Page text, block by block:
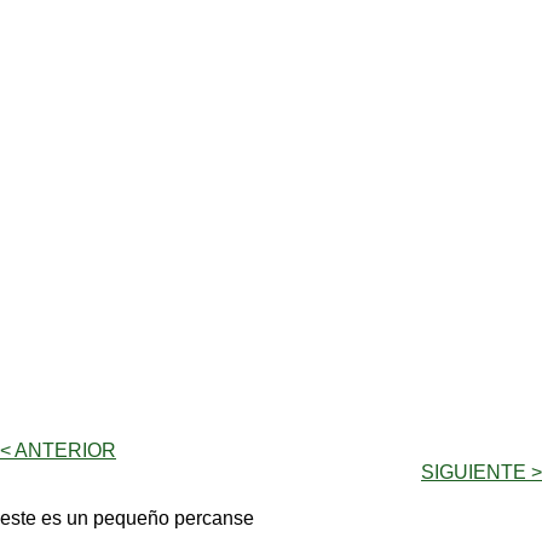
< ANTERIOR
SIGUIENTE >
este es un pequeño percanse